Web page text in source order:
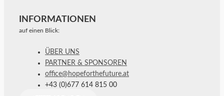
INFORMATIONEN
auf einen Blick:
ÜBER UNS
PARTNER & SPONSOREN
office@hopeforthefuture.at
+43 (0)677 614 815 00